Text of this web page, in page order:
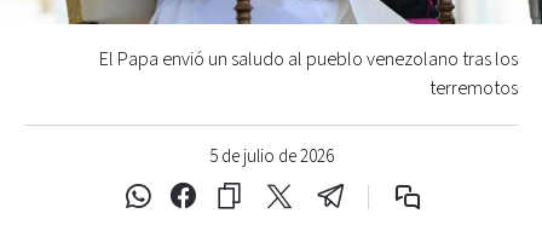
5 de julio de 2026
El Papa envió un saludo al pueblo venezolano tras los
terremotos